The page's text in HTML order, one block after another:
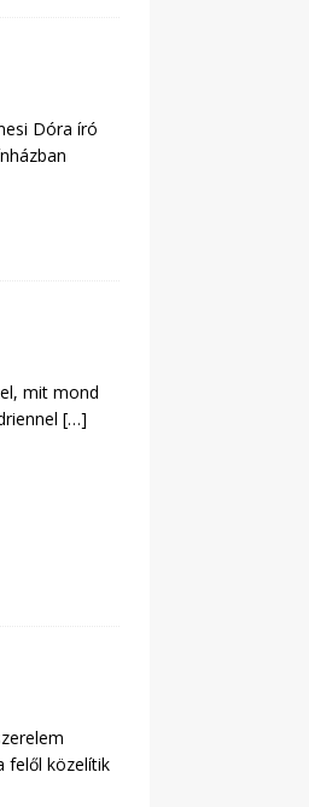
Dóra író
mit mond
[…]
felől közelítik